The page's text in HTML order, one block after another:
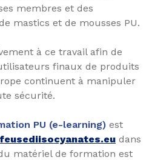
membres et des
mastics et de mousses PU.
à ce travail afin de
finaux de produits
continuent à manipuler
sécurité.
PU (e-learning) est
dans
matériel de formation est